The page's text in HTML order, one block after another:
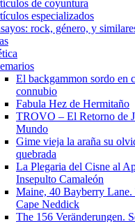
de coyuntura
especializados
rock, género, y
El backgammon sordo en
connubio
Fabula Hez de Hermitaño
TROVO – El Retorno de
Mundo
Gime vieja la araña su
quebrada
La Plegaria del Cisne al
Insepulto Camaleón
Maine, 40 Bayberry Lane.
Cape Neddick
The 156 Veränderungen.